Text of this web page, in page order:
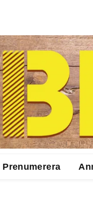
Prenumerera